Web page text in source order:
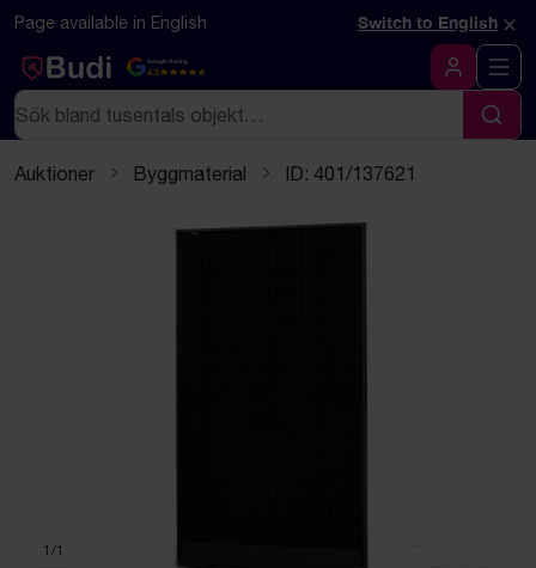
Hoppa till innehåll
Textbaserad (markdown) version av denna sida
Page available in English Switch to English ×
Google Rating
4.5
Logga in
Sök
Sök
Auktioner Byggmaterial ID: 401/137621
1 /1